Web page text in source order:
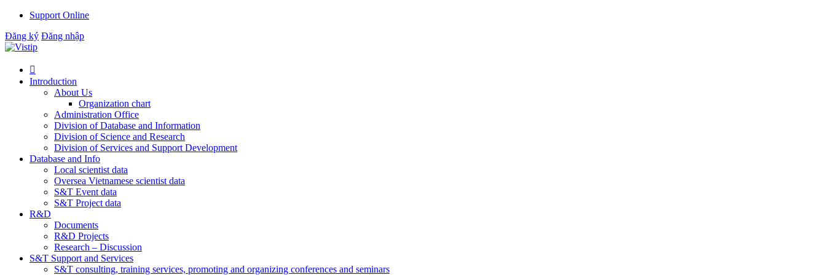
Support Online
Đăng ký Đăng nhập

Introduction
About Us
Organization chart
Administration Office
Division of Database and Information
Division of Science and Research
Division of Services and Support Development
Database and Info
Local scientist data
Oversea Vietnamese scientist data
S&T Event data
S&T Project data
R&D
Documents
R&D Projects
Research – Discussion
S&T Support and Services
S&T consulting, training services, promoting and organizing conferences and seminars